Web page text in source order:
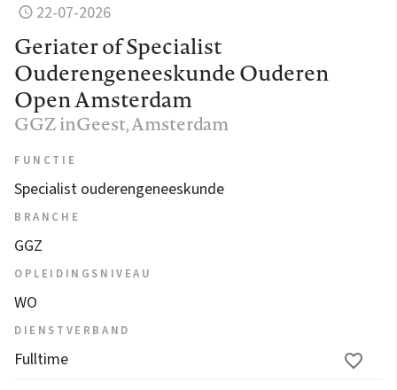
22-07-2026
Geriater of Specialist
Ouderengeneeskunde Ouderen
Open Amsterdam
GGZ inGeest, Amsterdam
FUNCTIE
Specialist ouderengeneeskunde
BRANCHE
GGZ
OPLEIDINGSNIVEAU
WO
DIENSTVERBAND
Fulltime